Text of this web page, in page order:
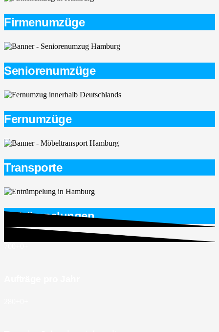
Firmenumzüge
Seniorenumzüge
Fernumzüge
Transporte
Entrümpelungen